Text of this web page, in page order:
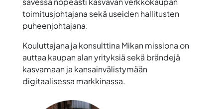
toimitusjohtajana sekä useiden hallitusten
puheenjohtajana.
Kouluttajana ja konsulttina Mikan missiona on
auttaa kaupan alan yrityksiä sekä brändejä
kasvamaan ja kansainvälistymään
digitaalisessa markkinassa.